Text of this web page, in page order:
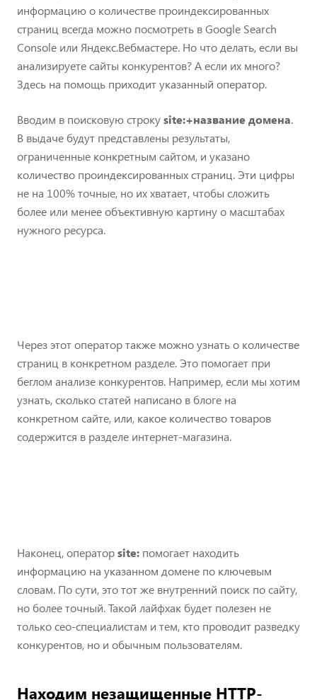
информацию о количестве проиндексированных
страниц всегда можно посмотреть в Google Search
Console или Яндекс.Вебмастере. Но что делать, если вы
анализируете сайты конкурентов? А если их много?
Здесь на помощь приходит указанный оператор.
Вводим в поисковую строкуsite:+название домена.
В выдаче будут представлены результаты,
ограниченные конкретным сайтом, и указано
количество проиндексированных страниц. Эти цифры
не на 100% точные, но их хватает, чтобы сложить
более или менее объективную картину о масштабах
нужного ресурса.
Через этот оператор также можно узнать о количестве
страниц в конкретном разделе. Это помогает при
беглом анализе конкурентов. Например, если мы хотим
узнать, сколько статей написано в блоге на
конкретном сайте, или, какое количество товаров
содержится в разделе интернет-магазина.
Наконец, операторsite: помогает находить
информацию на указанном домене по ключевым
словам. По сути, это тот же внутренний поиск по сайту,
но более точный. Такой лайфхак будет полезен не
только сео-специалистам и тем, кто проводит разведку
конкурентов, но и обычным пользователям.
Находим незащищенные HTTP-